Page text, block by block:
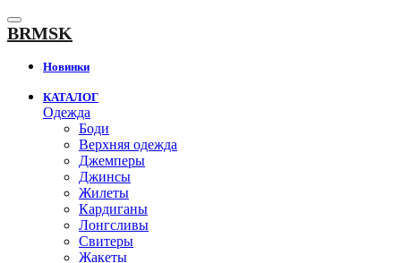
К
содержанию
BRMSK
Новинки
КАТАЛОГ
Одежда
Боди
Верхняя одежда
Джемперы
Джинсы
Жилеты
Кардиганы
Лонгсливы
Свитеры
Жакеты